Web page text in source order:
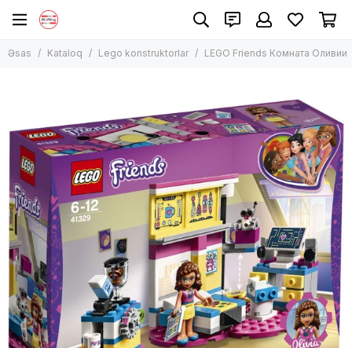
Lego konstruktorlar
Lego Harry Potter
Lego Creator
Lego Duplo
Lego Disney və Friends
Lego Ninjago
Lego Minecraft
Lego Star Wars
Digər modellər
Əsas Kataloq Lego konstruktorlar LEGO Friends Комната Оливии